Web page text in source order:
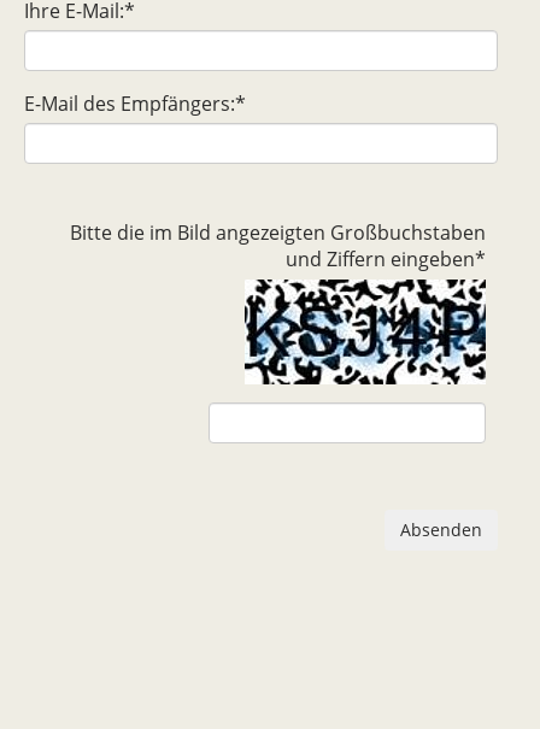
Ihre E-Mail:*
E-Mail des Empfängers:*
Bitte die im Bild angezeigten Großbuchstaben
und Ziffern eingeben*
Absenden